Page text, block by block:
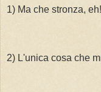
1) Ma che stronza, eh!
2) L'unica cosa che